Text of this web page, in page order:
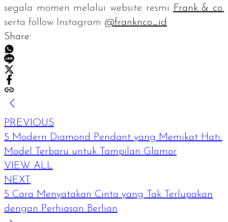
segala momen melaluiwebsite resmi Frank & co.
serta follow Instagram @franknco_id
Share:
PREVIOUS
5 Modern Diamond Pendant yang Memikat Hati:
Model Terbaru untuk Tampilan Glamor
VIEW ALL
NEXT
5 Cara Menyatakan Cinta yang Tak Terlupakan
dengan Perhiasan Berlian